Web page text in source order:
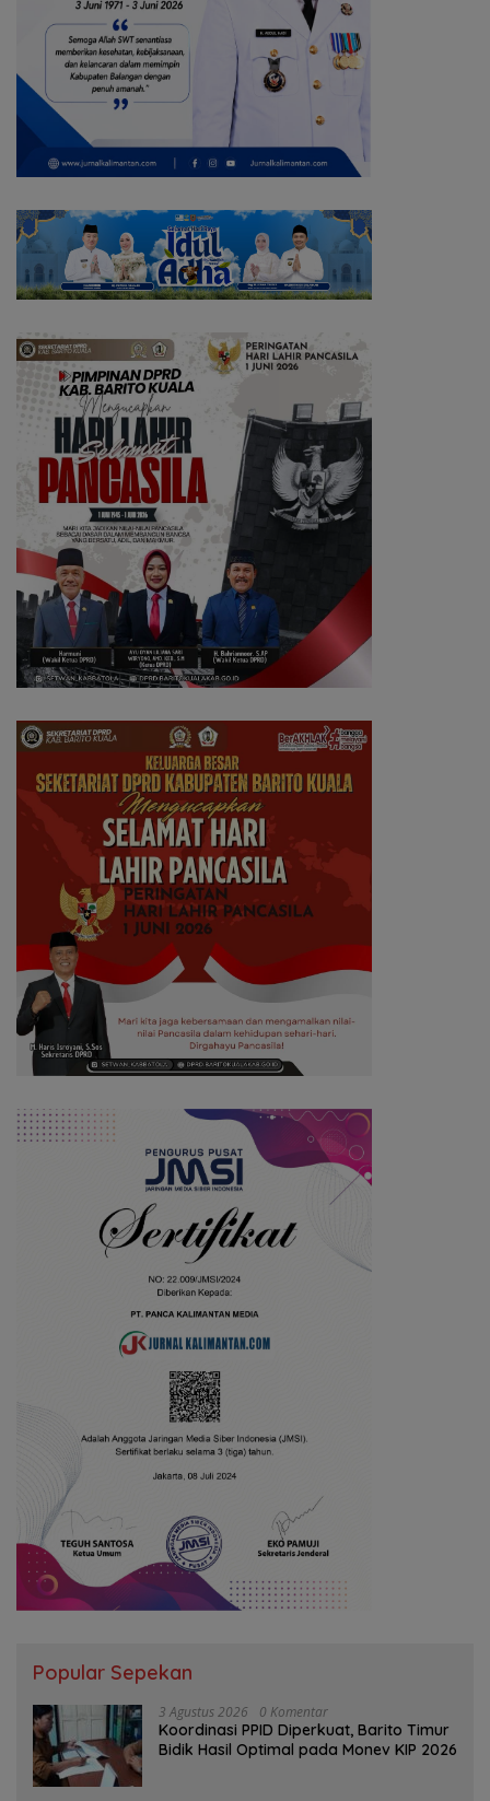
Popular Sepekan
3 Agustus 2026 0 Komentar
Koordinasi PPID Diperkuat, Barito Timur
Bidik Hasil Optimal pada Monev KIP 2026